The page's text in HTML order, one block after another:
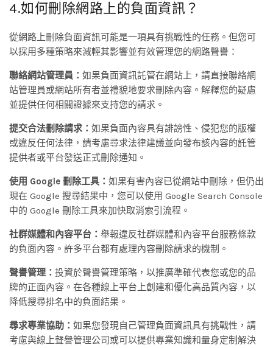
4.如何刪除網路上的負面資訊？
從網路上刪除負面資訊可能是一項具有挑戰性的任務。但您可
以採用多種策略來減輕其影響並有效管理您的網路聲譽：
聯絡網站管理員： 如果負面資訊託管在網站上，請直接聯絡網
站管理員或網站所有者並禮貌地要求刪除內容。解釋您的疑慮
並提供任何相關證據來支持您的請求。
提交合法刪除請求： 如果負面內容具有誹謗性、侵犯您的版權
或違反任何法律，請考慮尋求法律建議並向發布該內容的託管
提供者或平台發送正式刪除通知。
使用 Google 刪除工具： 如果有害內容已從網站中刪除，但仍出
現在 Google 搜尋結果中，您可以使用 Google Search Console
中的 Google 刪除工具來加快取消索引流程。
社群媒體和內容平台： 舉報違反社群媒體和內容平台服務條款
的負面內容。許多平台都有處理內容刪除請求的機制。
聲譽管理： 投資於聲譽管理策略，以推廣準確代表您或您的品
牌的正面內容。在各種線上平台上創建和優化高品質內容，以
降低搜尋排名中的負面結果。
尋求專業協助： 如果您發現自己管理負面資訊具有挑戰性，請
考慮與線上聲譽管理公司或可以提供專業知識和量身定制解決